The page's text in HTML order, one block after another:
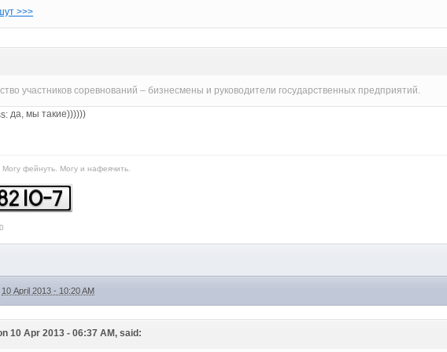
>>>
участников соревнований – бизнесмены и руководители государственных предприятий.
да, мы такие))))))
фейнуть. Могу и нафеячить.
10 April 2013 - 10:20 AM
10 Apr 2013 - 06:37 AM, said: